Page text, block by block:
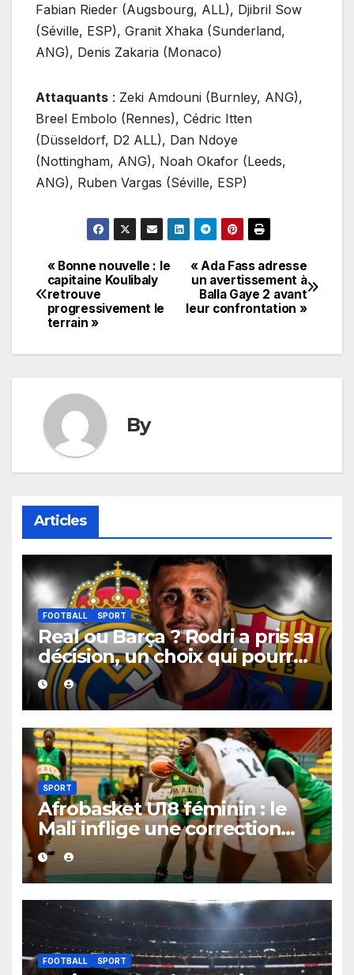
Fabian Rieder (Augsbourg, ALL), Djibril Sow
(Séville, ESP), Granit Xhaka (Sunderland,
ANG), Denis Zakaria (Monaco)
Attaquants : Zeki Amdouni (Burnley, ANG),
Breel Embolo (Rennes), Cédric Itten
(Düsseldorf, D2 ALL), Dan Ndoye
(Nottingham, ANG), Noah Okafor (Leeds,
ANG), Ruben Vargas (Séville, ESP)
Navigation
de
« Ada Fass adresse
un avertissement à
Balla Gaye 2 avant
leur confrontation »
« Bonne nouvelle : le
capitaine Koulibaly
retrouve
progressivement le
terrain »
By
Articles
FOOTBALL SPORT
Real ou Barça ? Rodri a pris sa
décision, un choix qui pourrait
faire grand bruit sur le
marché des transferts.
SPORT
Afrobasket U18 féminin : le
Mali inflige une correction
historique au Bénin avec plus
de 100 points d’écart
FOOTBALL SPORT